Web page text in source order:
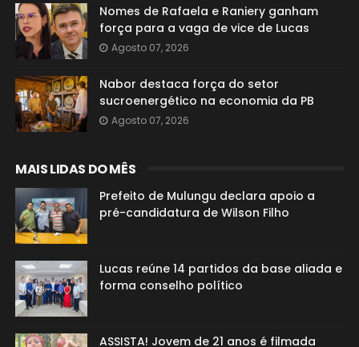
Nomes de Rafaela e Raniery ganham
força para a vaga de vice de Lucas
Agosto 07, 2026
Nabor destaca força do setor
sucroenergético na economia da PB
Agosto 07, 2026
MAIS LIDAS DO MÊS
Prefeito de Mulungu declara apoio a
pré-candidatura de Wilson Filho
Lucas reúne 14 partidos da base aliada e
forma conselho político
ASSISTA! Jovem de 21 anos é filmada